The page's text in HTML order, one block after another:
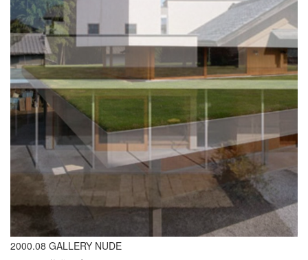
2000.08 GALLERY NUDE